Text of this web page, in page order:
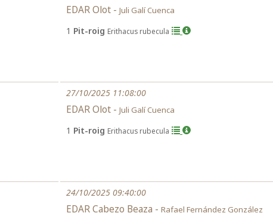
EDAR Olot - Juli Galí Cuenca
1 Pit-roig Erithacus rubecula
27/10/2025 11:08:00
EDAR Olot - Juli Galí Cuenca
1 Pit-roig Erithacus rubecula
24/10/2025 09:40:00
EDAR Cabezo Beaza - Rafael Fernández González